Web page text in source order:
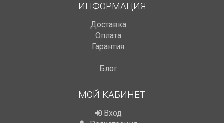
ИНФОРМАЦИЯ
Доставка
Оплата
Гарантия
Блог
МОЙ КАБИНЕТ
Вход